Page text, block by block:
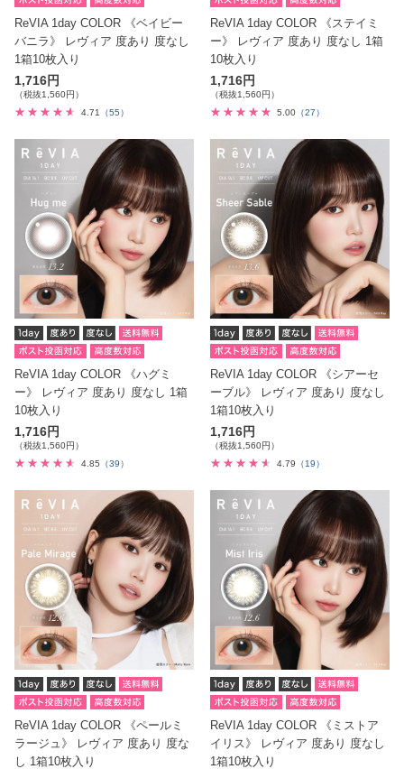
ReVIA 1day COLOR 《ベイビー
バニラ》 レヴィア 度あり 度なし
1箱10枚入り
1,716円
（税抜1,560円）
4.71 （55）
ReVIA 1day COLOR 《ステイミ
ー》 レヴィア 度あり 度なし 1箱
10枚入り
1,716円
（税抜1,560円）
5.00 （27）
ReVIA 1day COLOR 《ハグミ
ー》 レヴィア 度あり 度なし 1箱
10枚入り
1,716円
（税抜1,560円）
4.85 （39）
ReVIA 1day COLOR 《シアーセ
ーブル》 レヴィア 度あり 度なし
1箱10枚入り
1,716円
（税抜1,560円）
4.79
（19）
ReVIA 1day COLOR 《ペールミ
ラージュ》 レヴィア 度あり 度な
し 1箱10枚入り
ReVIA 1day COLOR 《ミストア
イリス》 レヴィア 度あり 度なし
1箱10枚入り